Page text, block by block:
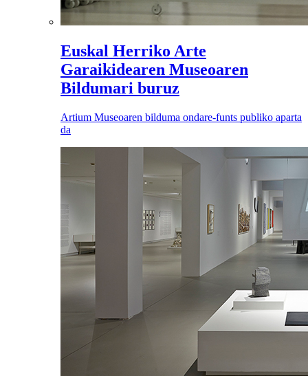
Euskal Herriko Arte
Garaikidearen Museoaren
Bildumari buruz
Artium Museoaren bilduma ondare-funts publiko aparta
da